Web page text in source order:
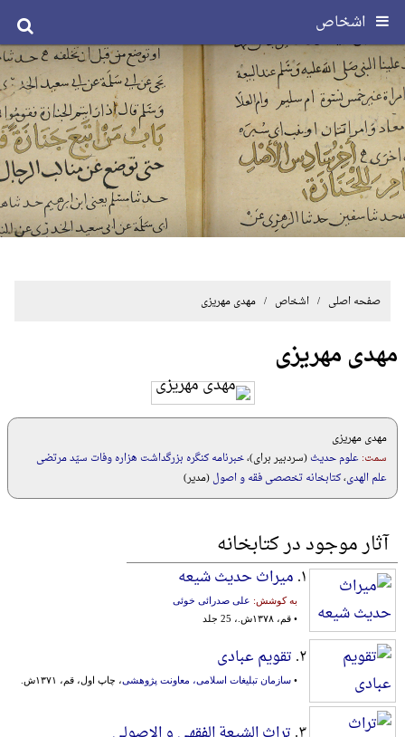
اشخاص
صفحه اصلی / اشخاص / مهدی مهریزی
مهدی مهریزی
مهدی مهریزی
سمت:علوم حدیث(سردبير برای)،خبرنامه کنگره بزرگداشت هزاره وفات سیّد مرتضی
علم الهدی،کتابخانه تخصصی فقه و اصول(مدیر)
آثار موجود در کتابخانه
۱. میراث حدیث شیعه
به کوشش: علی صدرائی خوئی
• قم، ۱۳۷۸ش.، 25 جلد
۲. تقویم عبادی
• سازمان تبلیغات اسلامی، معاونت پژوهشی، چاپ اول، قم، ۱۳۷۱ش.